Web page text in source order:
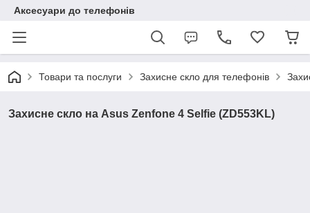
Аксесуари до телефонів
Товари та послуги Захисне скло для телефонів
Захисне скло на Asus Zenfone 4 Selfie (ZD553KL)